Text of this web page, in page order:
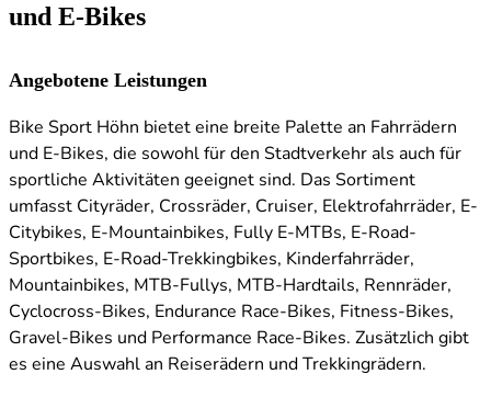
und E-Bikes
Angebotene Leistungen
Bike Sport Höhn bietet eine breite Palette an Fahrrädern
und E-Bikes, die sowohl für den Stadtverkehr als auch für
sportliche Aktivitäten geeignet sind. Das Sortiment
umfasst Cityräder, Crossräder, Cruiser, Elektrofahrräder, E-
Citybikes, E-Mountainbikes, Fully E-MTBs, E-Road-
Sportbikes, E-Road-Trekkingbikes, Kinderfahrräder,
Mountainbikes, MTB-Fullys, MTB-Hardtails, Rennräder,
Cyclocross-Bikes, Endurance Race-Bikes, Fitness-Bikes,
Gravel-Bikes und Performance Race-Bikes. Zusätzlich gibt
es eine Auswahl an Reiserädern und Trekkingrädern.